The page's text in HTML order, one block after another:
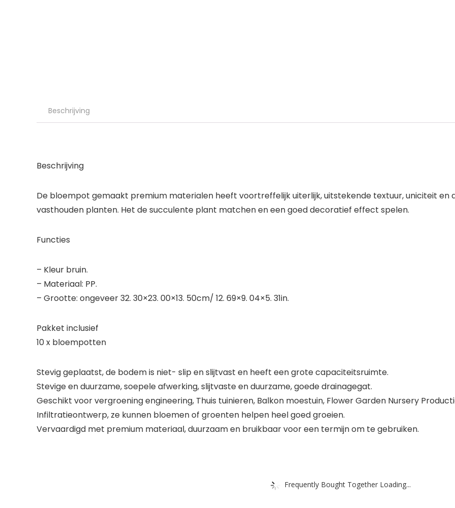
Beschrijving
Beschrijving
De bloempot gemaakt premium materialen heeft voortreffelijk uiterlijk, uitstekende textuur, uniciteit en
vasthouden planten. Het de succulente plant matchen en een goed decoratief effect spelen.
Functies
– Kleur bruin.
– Materiaal: PP.
– Grootte: ongeveer 32. 30×23. 00×13. 50cm/ 12. 69×9. 04×5. 31in.
Pakket inclusief
10 x bloempotten
Stevig geplaatst, de bodem is niet- slip en slijtvast en heeft een grote capaciteitsruimte.
Stevige en duurzame, soepele afwerking, slijtvaste en duurzame, goede drainagegat.
Geschikt voor vergroening engineering, Thuis tuinieren, Balkon moestuin, Flower Garden Nursery
Infiltratieontwerp, ze kunnen bloemen of groenten helpen heel goed groeien.
Vervaardigd met premium materiaal, duurzaam en bruikbaar voor een termijn om te gebruiken.
Frequently Bought Together Loading...